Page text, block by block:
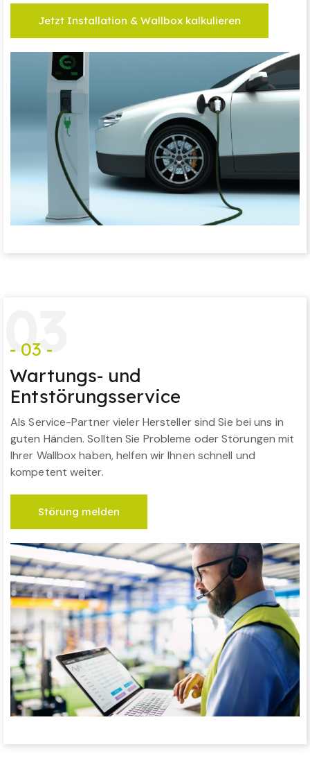
Jetzt Installation & Wallbox kalkulieren
03
- 03 -
Wartungs- und
Entstörungsservice
Als Service-Partner vieler Hersteller sind Sie bei uns in
guten Händen. Sollten Sie Probleme oder Störungen mit
Ihrer Wallbox haben, helfen wir Ihnen schnell und
kompetent weiter.
Störung melden